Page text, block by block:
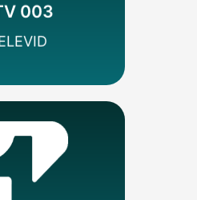
003
HD
INFO